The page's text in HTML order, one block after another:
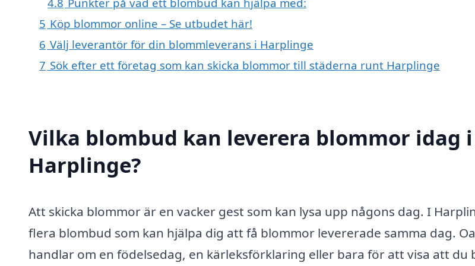
5 Köp blommor online – Se utbudet här!
6 Välj leverantör för din blommleverans i Harplinge
7 Sök efter ett företag som kan skicka blommor till städerna runt Harplinge
Vilka blombud kan leverera blommor idag i
Harplinge?
Att skicka blommor är en vacker gest som kan lysa upp någons dag. I
flera blombud som kan hjälpa dig att få blommor levererade samma dag.
handlar om en födelsedag, en kärleksförklaring eller bara för att visa att du